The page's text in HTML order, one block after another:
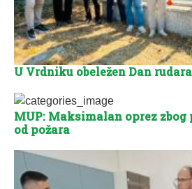
U Vrdniku obeležen Dan rudara
MUP: Maksimalan oprez
od požara